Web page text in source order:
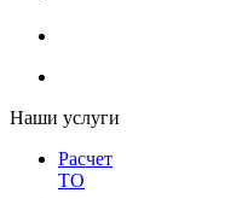
Наши услуги
Расчет
ТО